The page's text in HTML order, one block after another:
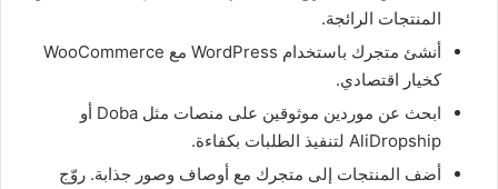
المنتجات الرائجة.
أنشئ متجرك باستخدام WordPress مع WooCommerce
كخيار اقتصادي.
ابحث عن موردين موثوقين على منصات مثل Doba أو
AliDropship لتنفيذ الطلبات بكفاءة.
أضف المنتجات إلى متجرك مع أوصاف وصور جذابة. روّج